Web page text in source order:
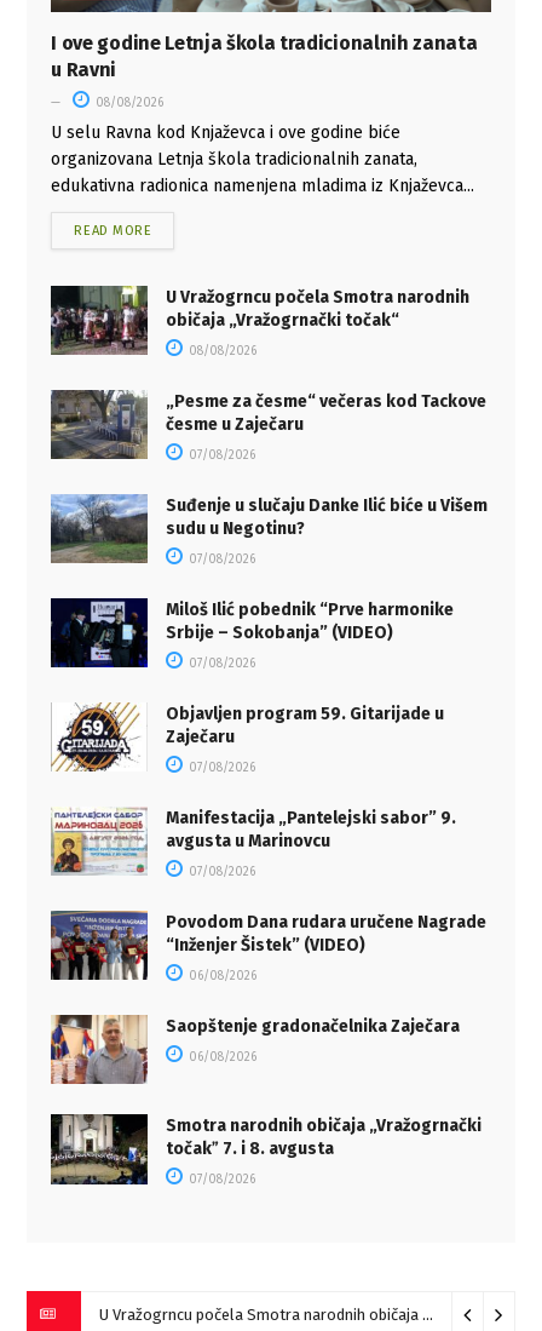
I ove godine Letnja škola tradicionalnih zanata
u Ravni
08/08/2026
U selu Ravna kod Knjaževca i ove godine biće
organizovana Letnja škola tradicionalnih zanata,
edukativna radionica namenjena mladima iz Knjaževca...
READ MORE
U Vražogrncu počela Smotra narodnih
običaja „Vražogrnački točak“
08/08/2026
„Pesme za česme“ večeras kod Tackove
česme u Zaječaru
07/08/2026
Suđenje u slučaju Danke Ilić biće u Višem
sudu u Negotinu?
07/08/2026
Miloš Ilić pobednik “Prve harmonike
Srbije – Sokobanja” (VIDEO)
07/08/2026
Objavljen program 59. Gitarijade u
Zaječaru
07/08/2026
Manifestacija „Pantelejski sabor” 9.
avgusta u Marinovcu
07/08/2026
Povodom Dana rudara uručene Nagrade
“Inženjer Šistek” (VIDEO)
06/08/2026
Saopštenje gradonačelnika Zaječara
06/08/2026
Smotra narodnih običaja „Vražogrnački
točakˮ 7. i 8. avgusta
07/08/2026
U Vražogrncu počela Smotra narodnih običaja „Vražogrnački točak“